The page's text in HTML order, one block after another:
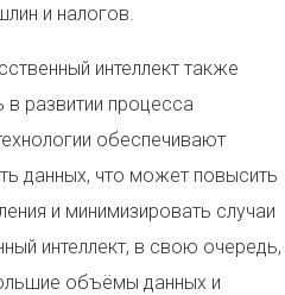
и налогов.
интеллект также
развитии процесса
обеспечивают
данных, что может повысить
и минимизировать случаи
интеллект, в свою очередь,
объёмы данных и